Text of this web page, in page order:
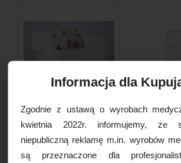
Ściereczki, chusteczki z
naturalnych włókien...
14,50 PLN
Płatki
Informacja dla
Zgodnie z ustawą o wyrobach
kwietnia 2022r. informujemy, że
niepubliczną reklamę m.in. wyrobów
są przeznaczone dla